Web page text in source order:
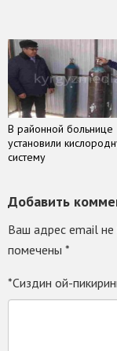
В районной больнице
установили
систему
Добавить
Ваш адрес email не
помечены *
*Сиздин ой-